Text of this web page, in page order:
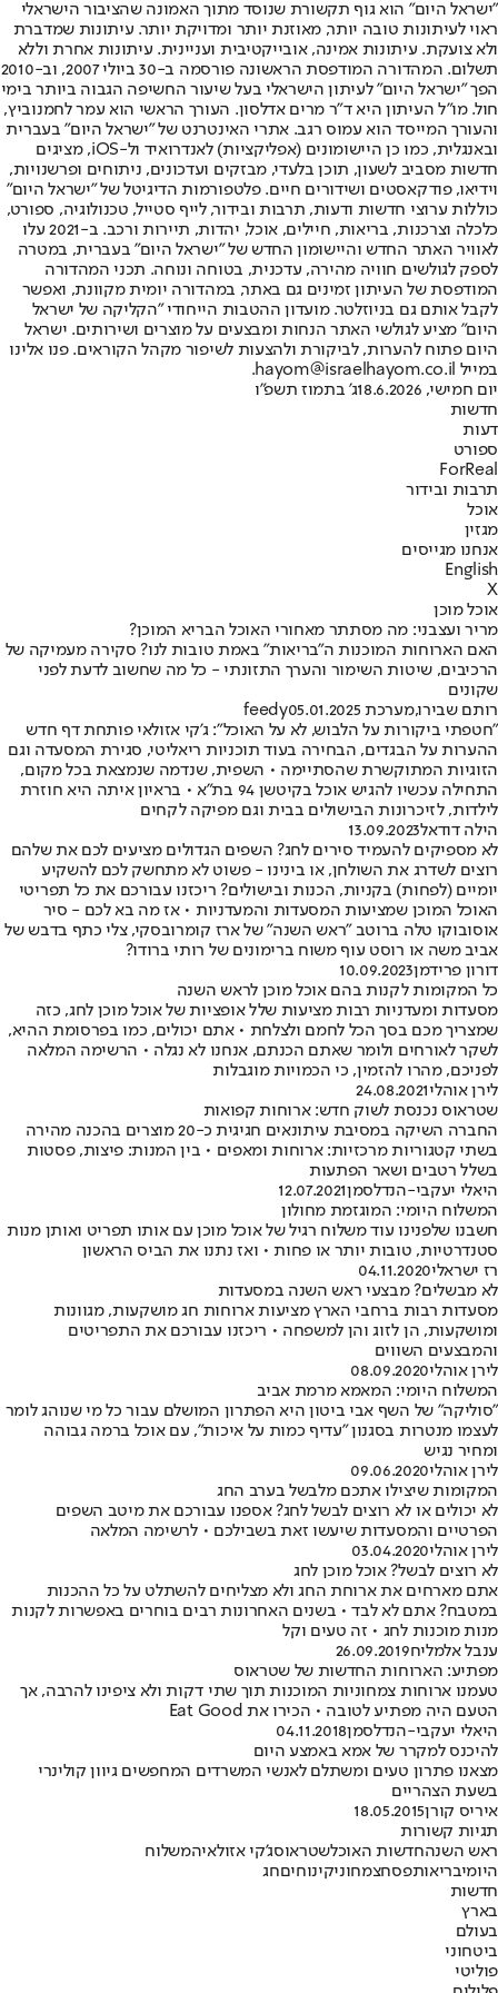
"ישראל היום" הוא גוף תקשורת שנוסד מתוך האמונה שהציבור הישראלי
ראוי לעיתונות טובה יותר, מאוזנת יותר ומדויקת יותר. עיתונות שמדברת
ולא צועקת. עיתונות אמינה, אובייקטיבית ועניינית. עיתונות אחרת וללא
תשלום. המהדורה המודפסת הראשונה פורסמה ב-30 ביולי 2007, וב-2010
הפך "ישראל היום" לעיתון הישראלי בעל שיעור החשיפה הגבוה ביותר בימי
חול. מו"ל העיתון היא ד"ר מרים אדלסון. העורך הראשי הוא עמר לחמנוביץ,
והעורך המייסד הוא עמוס רגב. אתרי האינטרנט של "ישראל היום" בעברית
ובאנגלית, כמו כן היישומונים (אפליקציות) לאנדרואיד ול-iOS, מציגים
חדשות מסביב לשעון, תוכן בלעדי, מבזקים ועדכונים, ניתוחים ופרשנויות,
וידיאו, פודקאסטים ושידורים חיים. פלטפורמות הדיגיטל של "ישראל היום"
כוללות ערוצי חדשות ודעות, תרבות ובידור, לייף סטייל, טכנולוגיה, ספורט,
כלכלה וצרכנות, בריאות, חיילים, אוכל, יהדות, תיירות ורכב. ב-2021 עלו
לאוויר האתר החדש והיישומון החדש של "ישראל היום" בעברית, במטרה
לספק לגולשים חוויה מהירה, עדכנית, בטוחה ונוחה. תכני המהדורה
המודפסת של העיתון זמינים גם באתר, במהדורה יומית מקוונת, ואפשר
לקבל אותם גם בניוזלטר. מועדון ההטבות הייחודי "הקליקה של ישראל
היום" מציע לגולשי האתר הנחות ומבצעים על מוצרים ושירותים. ישראל
היום פתוח להערות, לביקורת ולהצעות לשיפור מקהל הקוראים. פנו אלינו
במייל hayom@israelhayom.co.il.
יום חמישי, 18.6.2026
ג' בתמוז תשפ"ו
חדשות
דעות
ספורט
ForReal
תרבות ובידור
אוכל
מגזין
אנחנו מגייסים
English
X
אוכל מוכן
מריר ועצבני: מה מסתתר מאחורי האוכל הבריא המוכן?
האם הארוחות המוכנות ה"בריאות" באמת טובות לנו? סקירה מעמיקה של
הרכיבים, שיטות השימור והערך התזונתי - כל מה שחשוב לדעת לפני
שקונים
רותם שבירו,מערכת feedy 05.01.2025
"חטפתי ביקורות על הלבוש, לא על האוכל": ג'קי אזולאי פותחת דף חדש
ההערות על הבגדים, הבחירה בעוד תוכניות ריאליטי, סגירת המסעדה וגם
הזוגיות המתוקשרת שהסתיימה • השפית, שנדמה שנמצאת בכל מקום,
התחילה עכשיו להגיש אוכל בקיטשן 94 בת"א • בראיון איתה היא חוזרת
לילדות, לזיכרונות הבישולים בבית וגם מפיקה לקחים
הילה דודאל13.09.2023
לא מספיקים להעמיד סירים לחג? השפים הגדולים מציעים לכם את שלהם
רוצים לשדרג את השולחן, או בינינו - פשוט לא מתחשק לכם להשקיע
יומיים (לפחות) בקניות, הכנות ובישולים? ריכזנו עבורכם את כל תפריטי
האוכל המוכן שמציעות המסעדות והמעדניות • אז מה בא לכם - סיר
אוסובוקו טלה ברוטב "ראש השנה" של ארז קומרובסקי, צלי כתף בדבש של
אביב משה או רוסט עוף משוח ברימונים של רותי ברודו?
דורון פרידמן10.09.2023
כל המקומות לקנות בהם אוכל מוכן לראש השנה
מסעדות ומעדניות רבות מציעות שלל אופציות של אוכל מוכן לחג, כזה
שמצריך מכם בסך הכל לחמם ולצלחת • אתם יכולים, כמו בפרסומת ההיא,
לשקר לאורחים ולומר שאתם הכנתם, אנחנו לא נגלה • הרשימה המלאה
לפניכם, מהרו להזמין, כי הכמויות מוגבלות
לירן אוהלי24.08.2021
שטראוס נכנסת לשוק חדש: ארוחות קפואות
החברה השיקה במסיבת עיתונאים חגיגית כ-20 מוצרים בהכנה מהירה
בשתי קטגוריות מרכזיות: ארוחות ומאפים • בין המנות: פיצות, פסטות
בשלל רטבים ושאר הפתעות
היאלי יעקבי-הנדלסמן12.07.2021
המשלוח היומי: המוגזמת מחולון
חשבנו שלפנינו עוד משלוח רגיל של אוכל מוכן עם אותו תפריט ואותן מנות
סטנדרטיות, טובות יותר או פחות • ואז נתנו את הביס הראשון
רז ישראלי04.11.2020
לא מבשלים? מבצעי ראש השנה במסעדות
מסעדות רבות ברחבי הארץ מציעות ארוחות חג מושקעות, מגוונות
ומושקעות, הן לזוג והן למשפחה • ריכזנו עבורכם את התפריטים
והמבצעים השווים
לירן אוהלי08.09.2020
המשלוח היומי: המאמא מרמת אביב
"סוליקה" של השף אבי ביטון היא הפתרון המושלם עבור כל מי שנוהג לומר
לעצמו מנטרות בסגנון "עדיף כמות על איכות", עם אוכל ברמה גבוהה
ומחיר נגיש
לירן אוהלי09.06.2020
המקומות שיצילו אתכם מלבשל בערב החג
לא יכולים או לא רוצים לבשל לחג? אספנו עבורכם את מיטב השפים
הפרטיים והמסעדות שיעשו זאת בשבילכם • לרשימה המלאה
לירן אוהלי03.04.2020
לא רוצים לבשל? אוכל מוכן לחג
אתם מארחים את ארוחת החג ולא מצליחים להשתלט על כל ההכנות
במטבח? אתם לא לבד • בשנים האחרונות רבים בוחרים באפשרות לקנות
מנות מוכנות לחג • זה טעים וקל
ענבל אלמליח26.09.2019
מפתיע: הארוחות החדשות של שטראוס
טעמנו ארוחות צמחוניות המוכנות תוך שתי דקות ולא ציפינו להרבה, אך
הטעם היה מפתיע לטובה • הכירו את Eat Good
היאלי יעקבי-הנדלסמן04.11.2018
להיכנס למקרר של אמא באמצע היום
מצאנו פתרון טעים ומשתלם לאנשי המשרדים המחפשים גיוון קולינרי
בשעת הצהריים
איריס קורן18.05.2015
תגיות קשורות
ראש השנהחדשות האוכלשטראוסג'קי אזולאיהמשלוח
היומיבריאותפסחצמחוניקינוחיםחג
חדשות
בארץ
בעולם
ביטחוני
פוליטי